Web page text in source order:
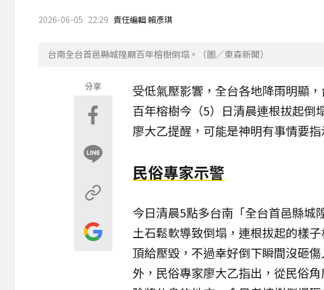
2026-06-05 22:29 責任編輯 賴彥琪
台南全台首邑縣城隍廟百年榕樹倒塌。（圖／東森新聞）
分享 受低氣壓影響，全台各地降雨明顯，
百年榕樹今（5）日清晨連根拔起倒
廖大乙提醒，可能是神明有事情要指
民俗專家示警
今日清晨5點多台南「全台首邑縣城
土石鬆軟導致倒塌，連根拔起的樣
頂給壓毀，不過幸好倒下瞬間沒砸
外，民俗專家廖大乙指出，從民俗